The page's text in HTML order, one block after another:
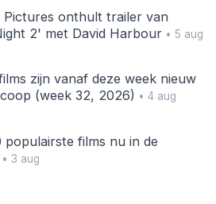
Pictures onthult trailer van
2' met David Harbour• 5 aug
zijn vanaf deze week nieuw
(week 32, 2026) • 4 aug
populairste films nu in de
• 3 aug